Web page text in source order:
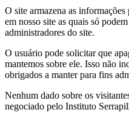
O site armazena as
em nosso site as quais só
administradores do site.
O usuário pode solicitar que
mantemos sobre ele. Isso não
obrigados a manter para fins
Nenhum dado sobre os
negociado pelo Instituto